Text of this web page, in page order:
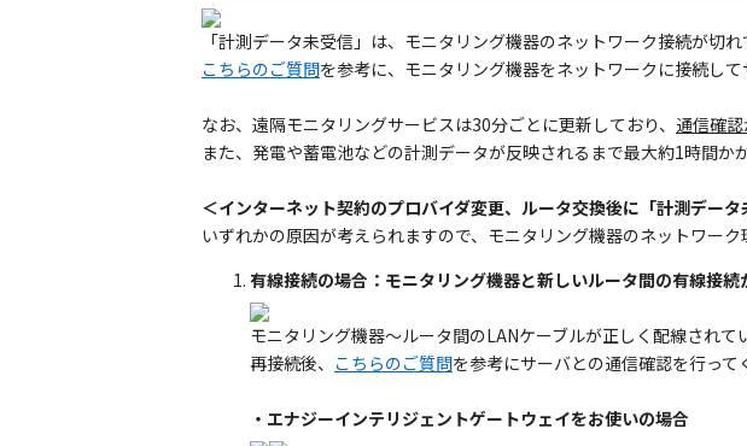
「計測データ未受信」は、モニタリング機器のネットワーク接続が切
こちらのご質問を参考に、モニタリング機器をネットワークに接続して
なお、遠隔モニタリングサービスは30分ごとに更新しており、 通信確
また、発電や蓄電池などの計測データが反映されるまで最大約1時間か
＜インターネット契約のプロバイダ変更、ルータ交換後に「計測デー
いずれかの原因が考えられますので、モニタリング機器のネットワーク
有線接続の場合：モニタリング機器と新しいルータ間の有線接続
モニタリング機器～ルータ間のLANケーブルが正しく配線されて
再接続後、 こちらのご質問を参考にサーバとの通信確認を行って
・エナジーインテリジェントゲートウェイをお使いの場合